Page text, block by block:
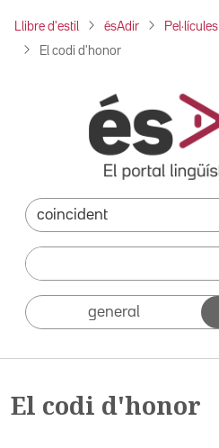
Llibre d'estil ésAdir Pel·lícules
El codi d'honor
general
El codi d'honor